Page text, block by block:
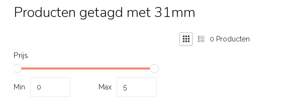
Producten getagd met 31mm
Prijs
Min Max
0 Producten